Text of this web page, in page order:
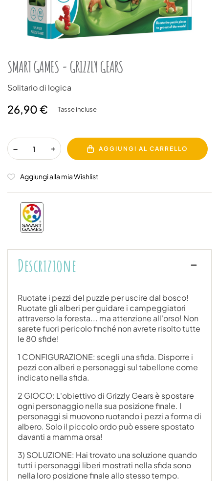
SMART GAMES - GRIZZLY GEARS
Solitario di logica
26,90 € Tasse incluse
AGGIUNGI AL CARRELLO
Aggiungi alla mia Wishlist
Descrizione
Ruotate i pezzi del puzzle per uscire dal bosco!
Ruotate gli alberi per guidare i campeggiatori
attraverso la foresta... ma attenzione all'orso! Non
sarete fuori pericolo finché non avrete risolto tutte
le 80 sfide!
1 CONFIGURAZIONE: scegli una sfida. Disporre i
pezzi con alberi e personaggi sul tabellone come
indicato nella sfida.
2 GIOCO: L'obiettivo di Grizzly Gears è spostare
ogni personaggio nella sua posizione finale. I
personaggi si muovono ruotando i pezzi a forma di
albero. Solo il piccolo ordo può essere spostato
davanti a mamma orsa!
3) SOLUZIONE: Hai trovato una soluzione quando
tutti i personaggi liberi mostrati nella sfida sono
nella loro posizione finale allo stesso tempo.